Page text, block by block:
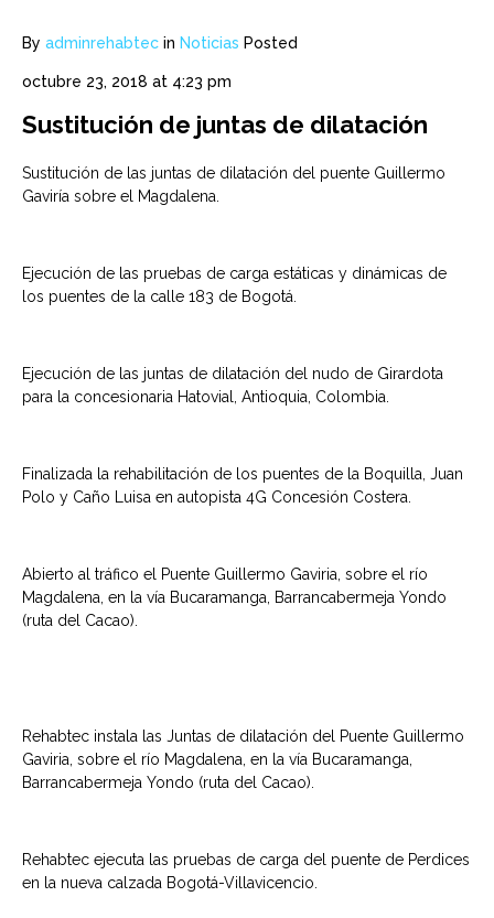
By adminrehabtec in Noticias Posted
octubre 23, 2018 at 4:23 pm
Sustitución de juntas de dilatación
Sustitución de las juntas de dilatación del puente Guillermo
Gaviría sobre el Magdalena.
Ejecución de las pruebas de carga estáticas y dinámicas de
los puentes de la calle 183 de Bogotá.
Ejecución de las juntas de dilatación del nudo de Girardota
para la concesionaria Hatovial, Antioquia, Colombia.
Finalizada la rehabilitación de los puentes de la Boquilla, Juan
Polo y Caño Luisa en autopista 4G Concesión Costera.
Abierto al tráfico el Puente Guillermo Gaviria, sobre el río
Magdalena, en la vía Bucaramanga, Barrancabermeja Yondo
(ruta del Cacao).
Rehabtec instala las Juntas de dilatación del Puente Guillermo
Gaviria, sobre el río Magdalena, en la vía Bucaramanga,
Barrancabermeja Yondo (ruta del Cacao).
Rehabtec ejecuta las pruebas de carga del puente de Perdices
en la nueva calzada Bogotá-Villavicencio.